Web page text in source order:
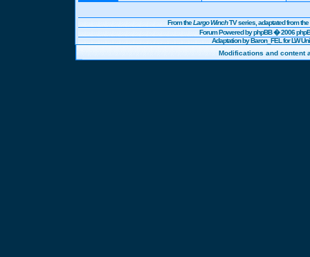
From theLargo WinchTV series, adaptated from
Forum Powered byphpBB� 2006
Adaptation by Baron_FEL for LW
Modifications and content